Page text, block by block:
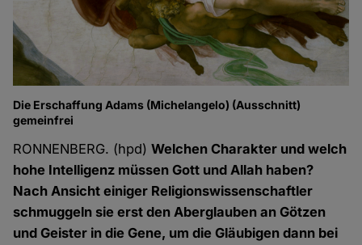
Die Erschaffung Adams (Michelangelo) (Ausschnitt)
gemeinfrei
RONNENBERG. (hpd)Welchen Charakter und welch
hohe Intelligenz müssen Gott und Allah haben?
Nach Ansicht einiger Religionswissenschaftler
schmuggeln sie erst den Aberglauben an Götzen
und Geister in die Gene, um die Gläubigen dann bei